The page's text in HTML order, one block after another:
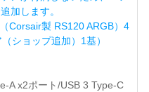
加します。
Corsair製 RS120 ARGB）4
ショップ追加）1基）
A x2ポート/USB 3 Type-C